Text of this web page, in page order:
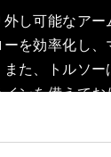
し可能なアー
を効率化し、
た、トルソー
ンを備えてお
を最小限に抑